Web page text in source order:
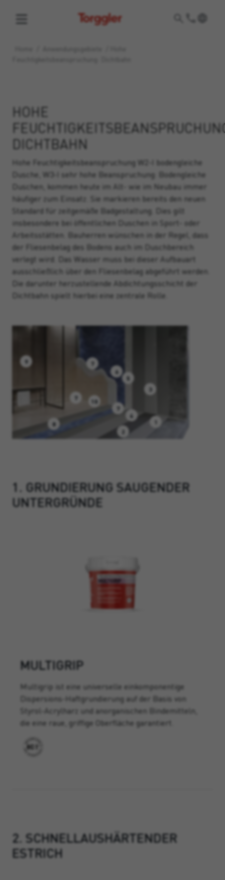
Torggler
HOHE
DICHTBAHN
Hohe Feuchtigkeitsbeanspruchung W2-I bodengleiche
Dusche, W3-I sehr hohe Beanspruchung: Bodengleiche
Duschen, kommen heute im Alt- wie im Neubau immer
häufiger zum Einsatz. Sie markieren bereits den neuen
Standard für zeitgemäße Badgestaltung. Dies gilt
insbesondere bei öffentlichen Duschen in Sport- oder
Arbeitsstätten. Bauherren wünschen in der Regel, dass
der Fliesenbelag des Bodens auch im Duschbereich
verlegt wird. Das Wasser muss bei dieser Aufbauart
ausschließlich über den Fliesenbelag abgeführt werden.
Die darunter herzustellende Abdichtungsschicht der
Dichtbahn spielt hierbei eine zentrale Rolle.
3
4
5
6
8
9
10
1. GRUNDIERUNG SAUGENDER
UNTERGRÜNDE
MULTIGRIP
Multigrip ist eine universelle einkomponentige
Dispersions-Haftgrundierung auf der Basis von
Styrol-Acrylharz und anorganischen Bindemitteln,
die eine raue, griffige Oberfläche garantiert.
2. SCHNELLAUSHÄRTENDER
ESTRICH